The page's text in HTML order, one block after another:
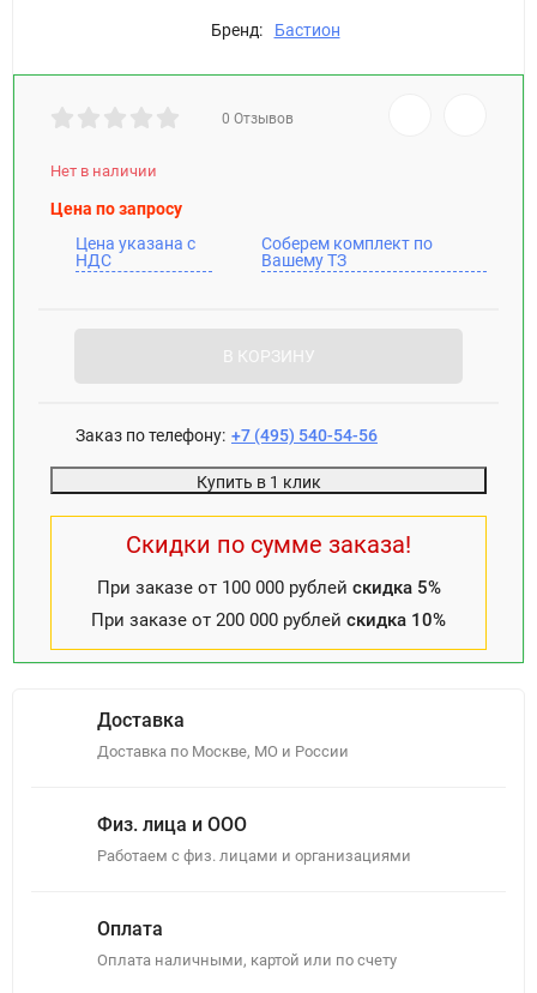
Бренд: Бастион
0 Отзывов
Нет в наличии
Цена по запросу
Цена указана с
НДС
Соберем комплект по
Вашему ТЗ
В КОРЗИНУ
Заказ по телефону: +7 (495) 540-54-56
Купить в 1 клик
Скидки по сумме заказа!
При заказе от 100 000 рублей скидка 5%
При заказе от 200 000 рублей скидка 10%
Доставка
Доставка по Москве, МО и России
Физ. лица и ООО
Работаем с физ. лицами и организациями
Оплата
Оплата наличными, картой или по счету